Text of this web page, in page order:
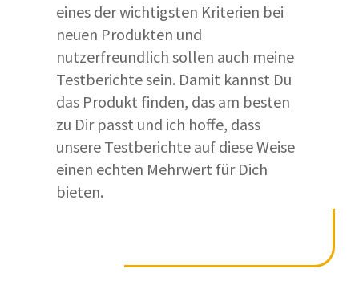
eines der wichtigsten Kriterien bei
neuen Produkten und
nutzerfreundlich sollen auch meine
Testberichte sein. Damit kannst Du
das Produkt finden, das am besten
zu Dir passt und ich hoffe, dass
unsere Testberichte auf diese Weise
einen echten Mehrwert für Dich
bieten.